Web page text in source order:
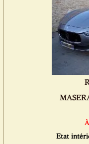
Etat